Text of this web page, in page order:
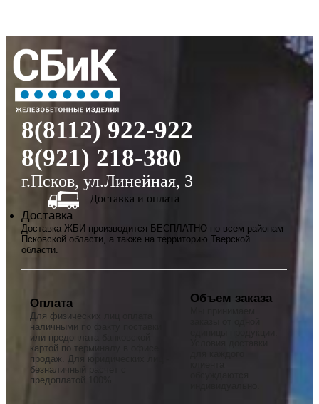
8(8112) 922-922
8(921) 218-380
г.Псков, ул.Линейная, 3
Доставка и оплата
Доставка
Доставка ЖБИ производится БЕСПЛАТНО по всем районам
Псковской области, а также на территорию Тверской
области.
Оплата
Для физических лиц оплата
наличными по факту поставки
или предоплата банковской
картой по терминалу в офисе
продаж. Для юридических лиц -
безналичный расчет с
предоплатой 100%.
Объем заказа